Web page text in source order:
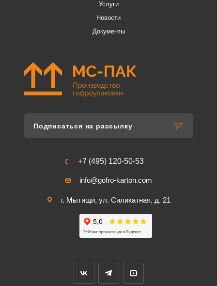
Услуги
Новости
Документы
Подписаться на рассылку
+7 (495) 120-50-53
info@gofro-karton.com
г. Мытищи, ул. Силикатная, д. 21